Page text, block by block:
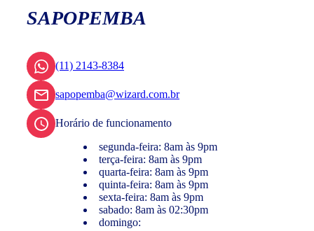
SAPOPEMBA
(11) 2143-8384
sapopemba@wizard.com.br
Horário de funcionamento
segunda-feira: 8am às 9pm
terça-feira: 8am às 9pm
quarta-feira: 8am às 9pm
quinta-feira: 8am às 9pm
sexta-feira: 8am às 9pm
sabado: 8am às 02:30pm
domingo: